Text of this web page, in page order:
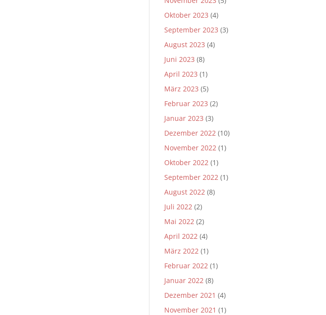
Oktober 2023 (4)
September 2023 (3)
August 2023 (4)
Juni 2023 (8)
April 2023 (1)
März 2023 (5)
Februar 2023 (2)
Januar 2023 (3)
Dezember 2022 (10)
November 2022 (1)
Oktober 2022 (1)
September 2022 (1)
August 2022 (8)
Juli 2022 (2)
Mai 2022 (2)
April 2022 (4)
März 2022 (1)
Februar 2022 (1)
Januar 2022 (8)
Dezember 2021 (4)
November 2021 (1)